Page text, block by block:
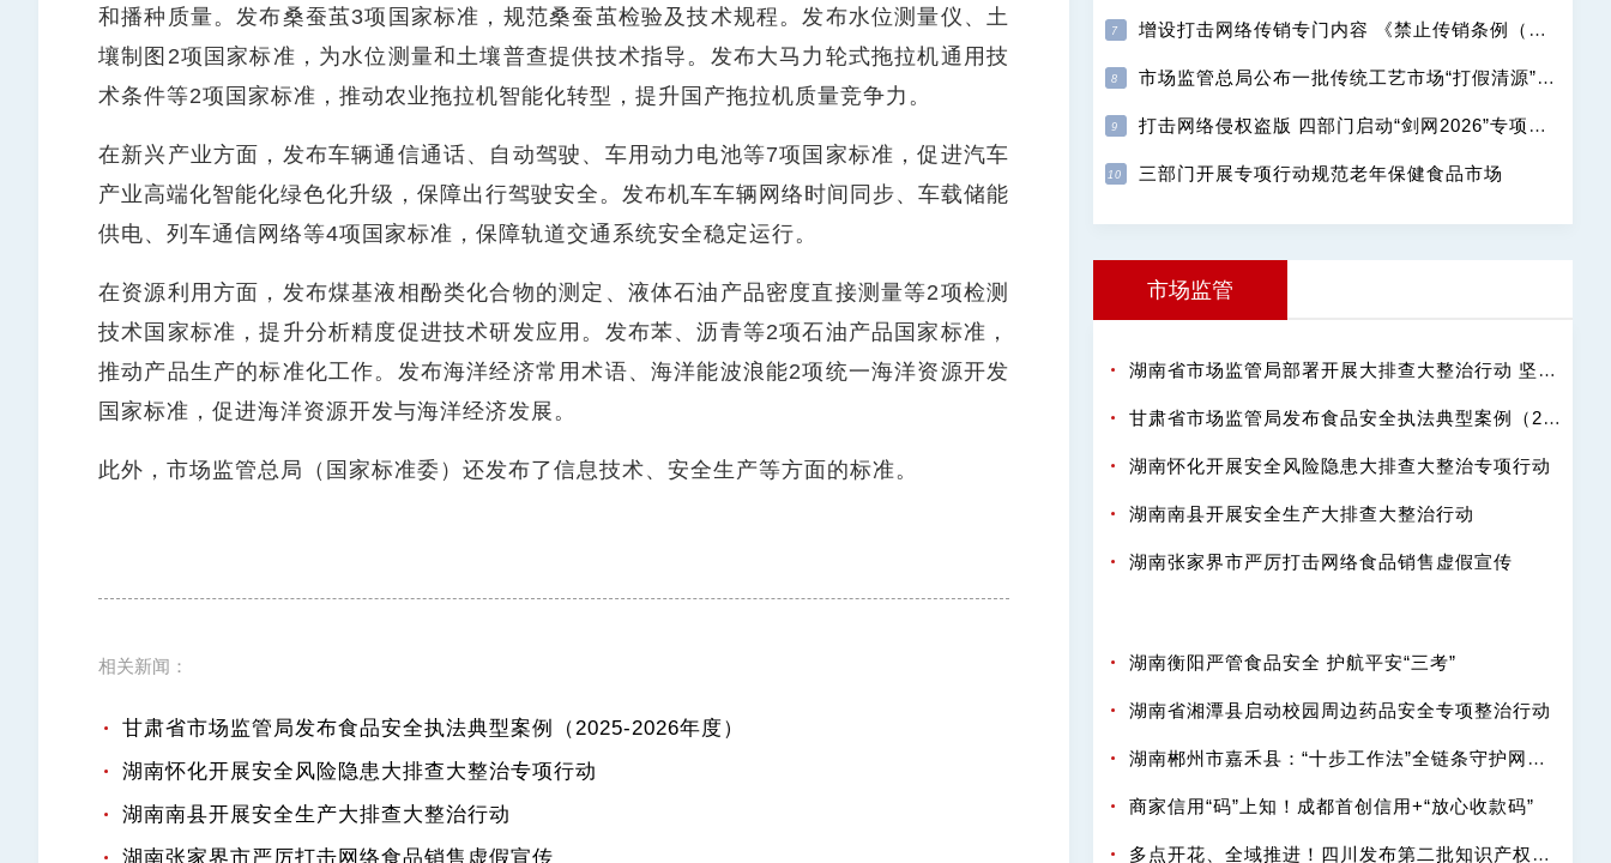
和播种质量。发布桑蚕茧3项国家标准，规范桑蚕茧检验及技术规程。发布水位测量仪、土
壤制图2项国家标准，为水位测量和土壤普查提供技术指导。发布大马力轮式拖拉机通用技
术条件等2项国家标准，推动农业拖拉机智能化转型，提升国产拖拉机质量竞争力。
在新兴产业方面，发布车辆通信通话、自动驾驶、车用动力电池等7项国家标准，促进汽车
产业高端化智能化绿色化升级，保障出行驾驶安全。发布机车车辆网络时间同步、车载储能
供电、列车通信网络等4项国家标准，保障轨道交通系统安全稳定运行。
在资源利用方面，发布煤基液相酚类化合物的测定、液体石油产品密度直接测量等2项检测
技术国家标准，提升分析精度促进技术研发应用。发布苯、沥青等2项石油产品国家标准，
推动产品生产的标准化工作。发布海洋经济常用术语、海洋能波浪能2项统一海洋资源开发
国家标准，促进海洋资源开发与海洋经济发展。
此外，市场监管总局（国家标准委）还发布了信息技术、安全生产等方面的标准。
相关新闻：
甘肃省市场监管局发布食品安全执法典型案例（2025-2026年度）
湖南怀化开展安全风险隐患大排查大整治专项行动
湖南南县开展安全生产大排查大整治行动
湖南张家界市严厉打击网络食品销售虚假宣传
增设打击网络传销专门内容 《禁止传销条例（修订征求意见稿）》公开征求意见
市场监管总局公布一批传统工艺市场“打假清源”典型案例
打击网络侵权盗版 四部门启动“剑网2026”专项行动
三部门开展专项行动规范老年保健食品市场
市场监管
湖南省市场监管局部署开展大排查大整治行动 坚决守护百姓舌尖安全
甘肃省市场监管局发布食品安全执法典型案例（2025-2026年度）
湖南怀化开展安全风险隐患大排查大整治专项行动
湖南南县开展安全生产大排查大整治行动
湖南张家界市严厉打击网络食品销售虚假宣传
湖南衡阳严管食品安全 护航平安“三考”
湖南省湘潭县启动校园周边药品安全专项整治行动
湖南郴州市嘉禾县：“十步工作法”全链条守护网络餐饮“舌尖安全”
商家信用“码”上知！成都首创信用+“放心收款码”
多点开花、全域推进！四川发布第二批知识产权强省建设典型案例